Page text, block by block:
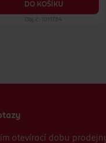
DO KOŠÍKU
Obj. č.: 1011784
otevírací dobu